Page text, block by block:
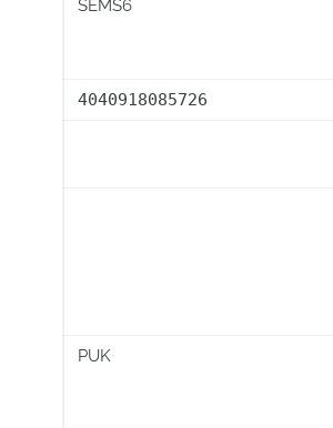
SEMS6
4040918085726
PUK